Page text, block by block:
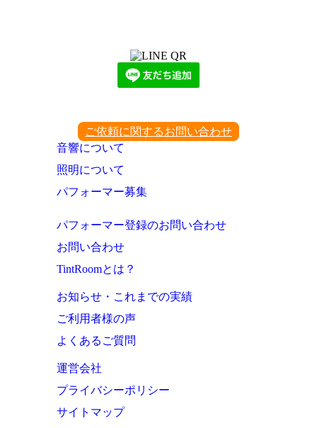
ご依頼に関するお問い合わせ
音響について
照明について
パフォーマー募集
パフォーマー登録のお問い合わせ
お問い合わせ
TintRoomとは？
お知らせ・これまでの実績
ご利用者様の声
よくあるご質問
運営会社
プライバシーポリシー
サイトマップ